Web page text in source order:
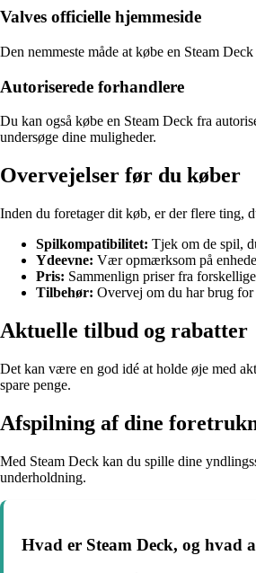
Valves officielle hjemmeside
Den nemmeste måde at købe en Steam
Autoriserede forhandlere
Du kan også købe en Steam Deck fra
undersøge dine muligheder.
Overvejelser før du køber
Inden du foretager dit køb, er der flere ting,
Spilkompatibilitet: Tjek om de spil,
Ydeevne: Vær opmærksom på
Pris: Sammenlign priser fra
Tilbehør: Overvej om du har brug for
Aktuelle tilbud og rabatter
Det kan være en god idé at holde øje med
spare penge.
Afspilning af dine
Med Steam Deck kan du spille dine
underholdning.
Hvad er Steam Deck, og hvad